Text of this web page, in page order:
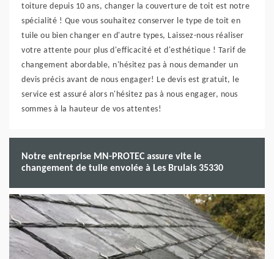
toiture depuis 10 ans, changer la couverture de toit est notre
spécialité ! Que vous souhaitez conserver le type de toit en
tuile ou bien changer en d'autre types, Laissez-nous réaliser
votre attente pour plus d'efficacité et d'esthétique ! Tarif de
changement abordable, n'hésitez pas à nous demander un
devis précis avant de nous engager! Le devis est gratuit, le
service est assuré alors n'hésitez pas à nous engager, nous
sommes à la hauteur de vos attentes!
Notre entreprise MN-PROTEC assure vite le
changement de tuile envolée à Les Brulais 35330